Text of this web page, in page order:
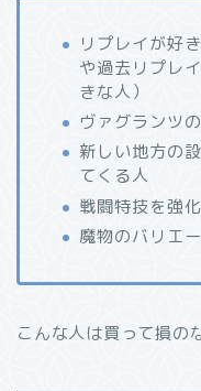
リプレイが好
や過去リプレ
きな人）
ヴァグランツ
新しい地方の
てくる人
戦闘特技を強
魔物のバリエ
こんな人は買って損の